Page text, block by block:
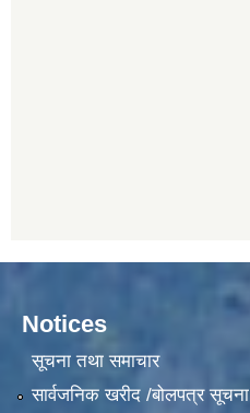
Notices
सूचना तथा समाचार
सार्वजनिक खरीद /बोलपत्र सूचना